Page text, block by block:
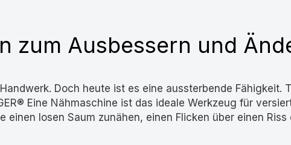
zum Ausbessern und
Doch heute ist es eine aussterbende
Eine Nähmaschine ist das ideale Werkzeug für
einen losen Saum zunähen, einen Flicken über einen